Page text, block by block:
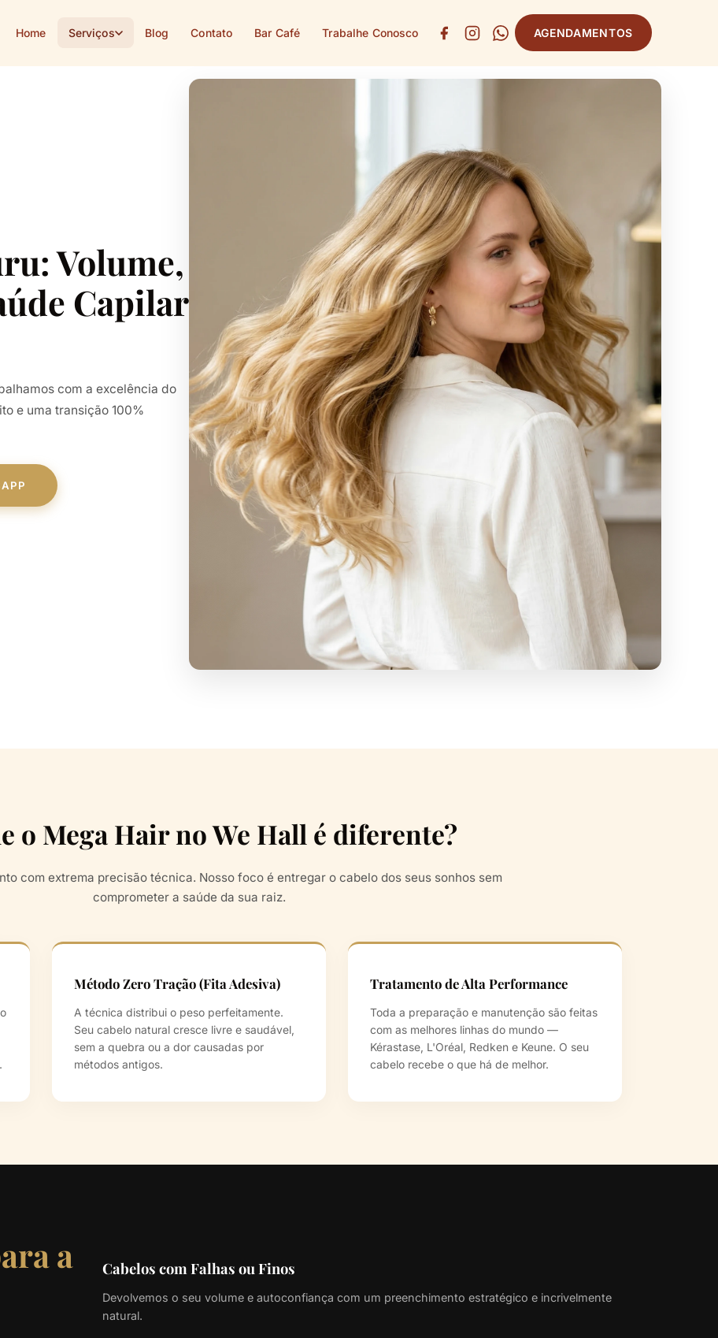
Home Serviços Blog Contato Bar Café Trabalhe Conosco AGENDAMENTOS
Volume,
Capilar
com a excelência do
e uma transição 100%
o Mega Hair no We Hall é diferente?
com extrema precisão técnica. Nosso foco é entregar o cabelo dos seus sonhos sem
comprometer a saúde da sua raiz.
Método Zero Tração (Fita Adesiva)
A técnica distribui o peso perfeitamente.
Seu cabelo natural cresce livre e saudável,
sem a quebra ou a dor causadas por
métodos antigos.
Tratamento de Alta Performance
Toda a preparação e manutenção são feitas
com as melhores linhas do mundo —
Kérastase, L'Oréal, Redken e Keune. O seu
cabelo recebe o que há de melhor.
a
Cabelos com Falhas ou Finos
Devolvemos o seu volume e autoconfiança com um preenchimento estratégico e incrivelmente
natural.